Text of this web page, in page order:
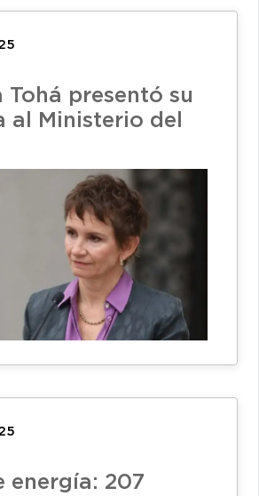
Tohá presentó su
al Ministerio del
energía: 207